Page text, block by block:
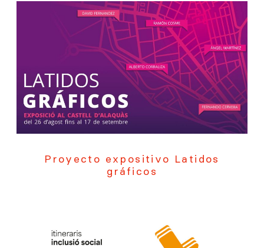
Proyecto expositivo Latidos
gráficos